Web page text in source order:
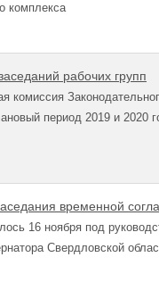
комплекса
рабочих групп
комиссия
период 2019 и 2020
временной
16 ноября под
Свердловской